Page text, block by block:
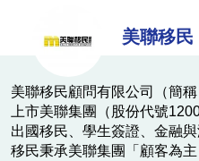
樓
市
美聯移民
美聯移民顧問有限公司（簡
上市美聯集團（股份代號
出國移民、學生簽證、金融
移民秉承美聯集團「顧客為